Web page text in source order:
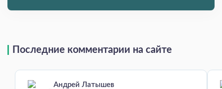
Последние комментарии на сайте
Андрей Латышев